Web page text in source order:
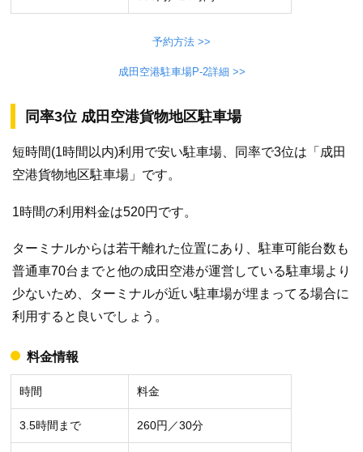
予約方法 >>
成田空港駐車場P-2詳細 >>
同率3位 成田空港貨物地区駐車場
短時間(1時間以内)利用で安い駐車場、同率で3位は「成田
空港貨物地区駐車場」です。
1時間の利用料金は520円です。
ターミナルからは若干離れた位置にあり、駐車可能台数も
普通車70台までと他の成田空港が運営している駐車場より
少ないため、ターミナルが近い駐車場が埋まってる場合に
利用すると良いでしょう。
料金情報
時間 料金
3.5時間まで 260円／30分